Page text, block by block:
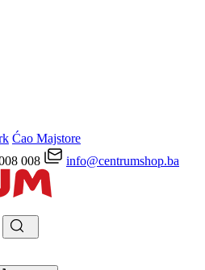
Ćao Majstore
008 info@centrumshop.ba